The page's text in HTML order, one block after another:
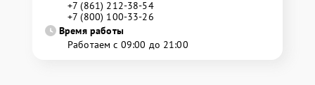
+7 (861) 212-38-54
+7 (800) 100-33-26
Время работы
Работаем с 09:00 до 21:00